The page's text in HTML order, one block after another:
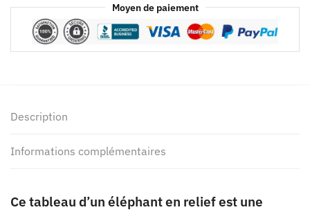
Moyen de paiement
Description
Informations complémentaires
Ce tableau d’un éléphant en relief est une